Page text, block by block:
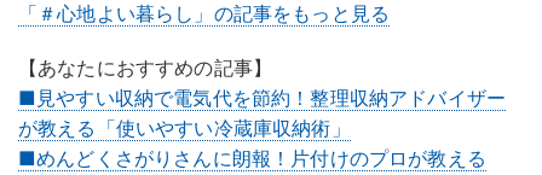
「＃心地よい暮らし」の記事をもっと見る
【あなたにおすすめの記事】
■見やすい収納で電気代を節約！整理収納アドバイザー
が教える「使いやすい冷蔵庫収納術」
■めんどくさがりさんに朗報！片付けのプロが教える